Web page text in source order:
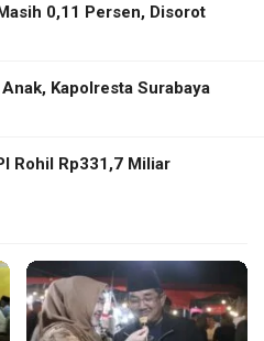
0,11 Persen, Disorot
Kapolresta Surabaya
Rohil Rp331,7 Miliar